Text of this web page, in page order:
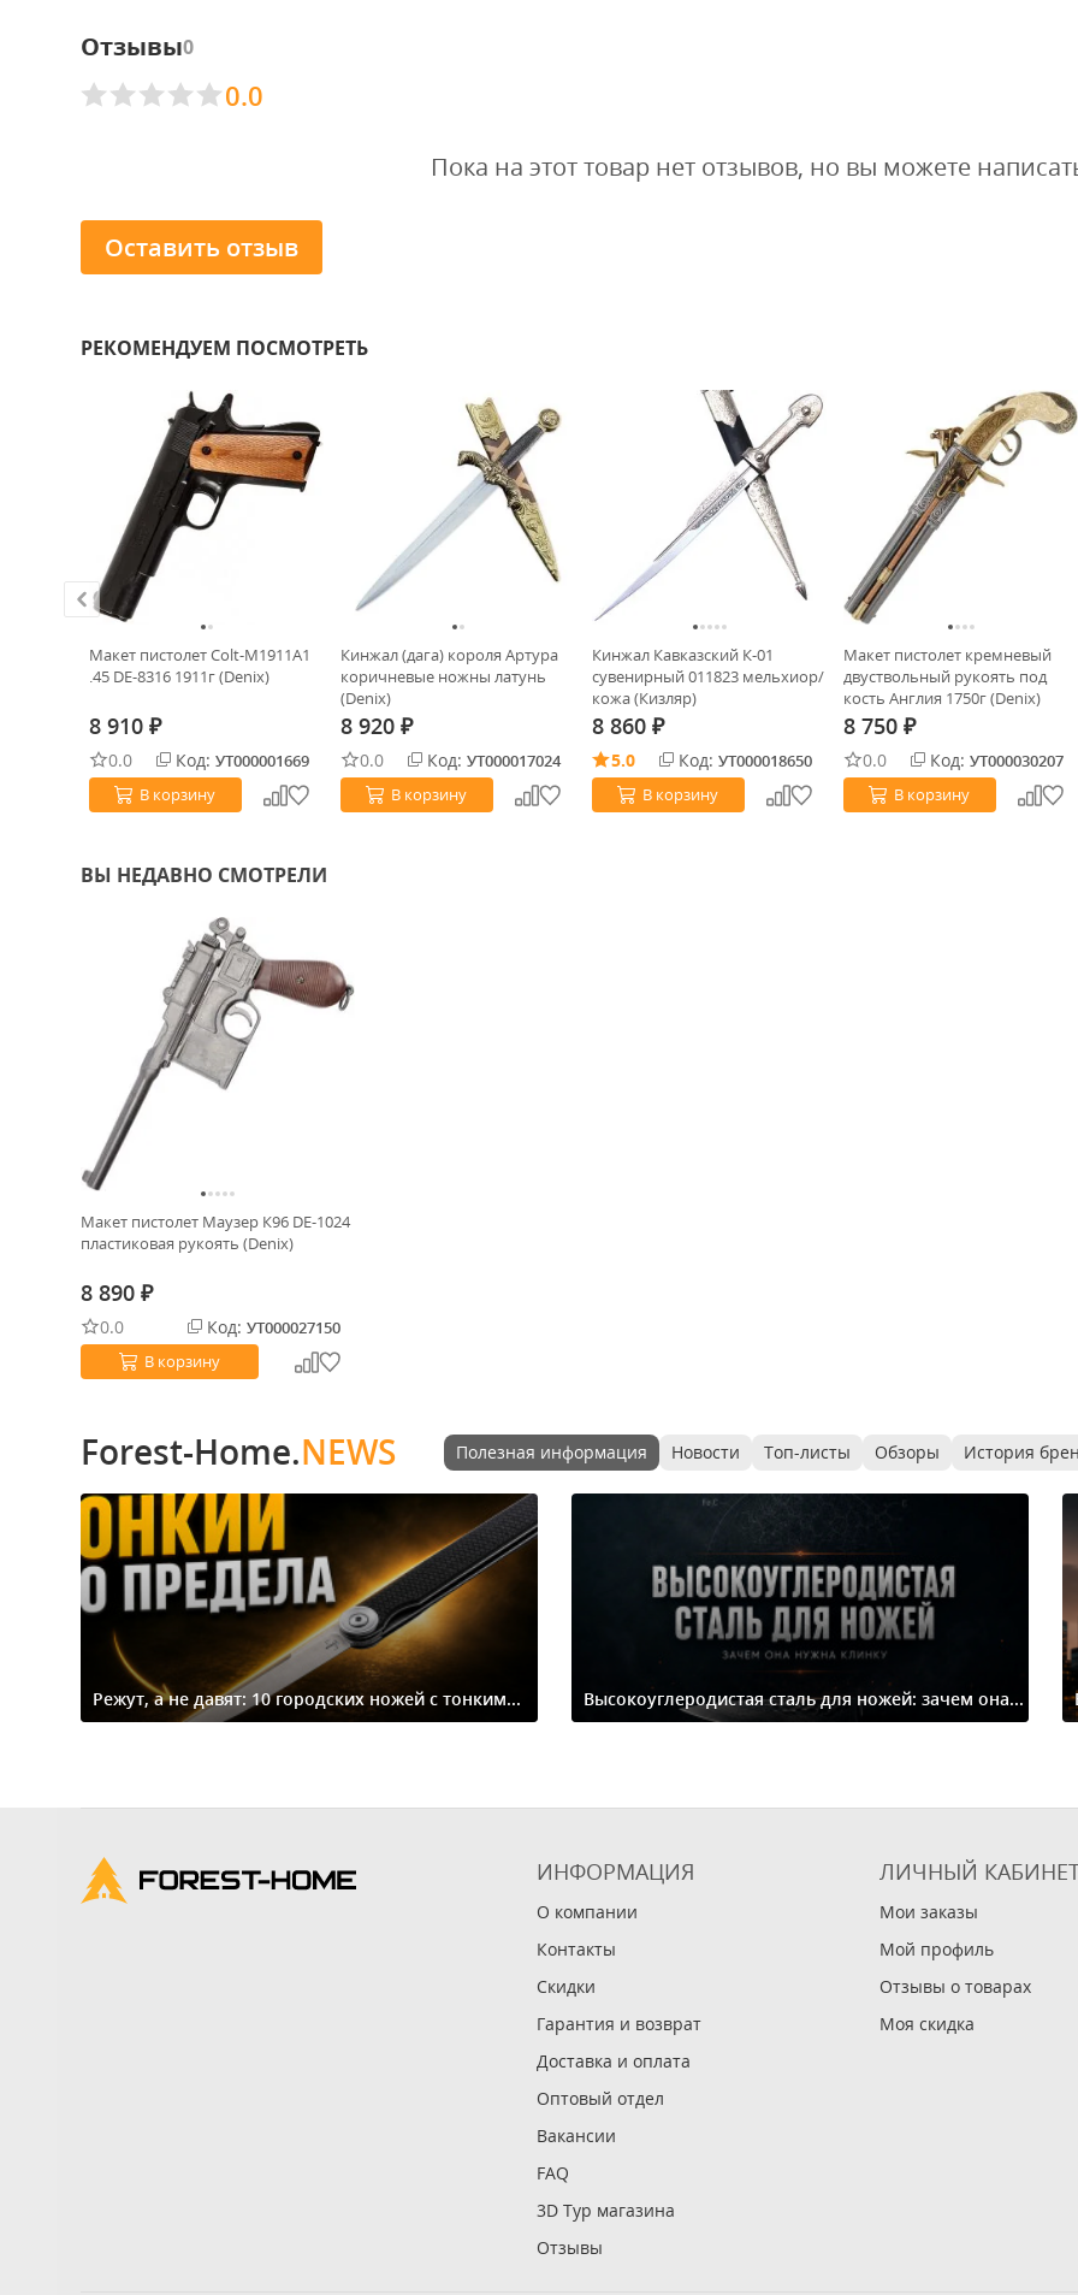
Отзывы0
0.0
Пока на этот товар нет отзывов, но вы можете
Оставить отзыв
РЕКОМЕНДУЕМ ПОСМОТРЕТЬ
Макет пистолет Colt-M1911A1
.45 DE-8316 1911г (Denix)
8 910 ₽
0.0 Код: УТ000001669
В корзину
Кинжал (дага) короля Артура
коричневые ножны латунь
(Denix)
8 920 ₽
0.0 Код: УТ000017024
В корзину
Кинжал Кавказский К-01
сувенирный 011823 мельхиор/
кожа (Кизляр)
8 860 ₽
5.0 Код: УТ000018650
В корзину
Макет пистолет кремневый
двуствольный рукоять под
кость Англия 1750г (Denix)
8 750 ₽
0.0 Код: УТ000030207
В корзину
ВЫ НЕДАВНО СМОТРЕЛИ
Макет пистолет Маузер К96 DE-1024
пластиковая рукоять (Denix)
8 890 ₽
0.0 Код: УТ000027150
В корзину
Forest-Home.NEWS Полезная информация Новости Топ-листы Обзоры История
Режут, а не давят: 10 городских ножей с тонким... Высокоуглеродистая сталь для ножей: зачем она...
ИНФОРМАЦИЯ
О компании
Контакты
Скидки
Гарантия и возврат
Доставка и оплата
Оптовый отдел
Вакансии
FAQ
3D Тур магазина
Отзывы
ЛИЧНЫЙ
Мои заказы
Мой профиль
Отзывы о товарах
Моя скидка